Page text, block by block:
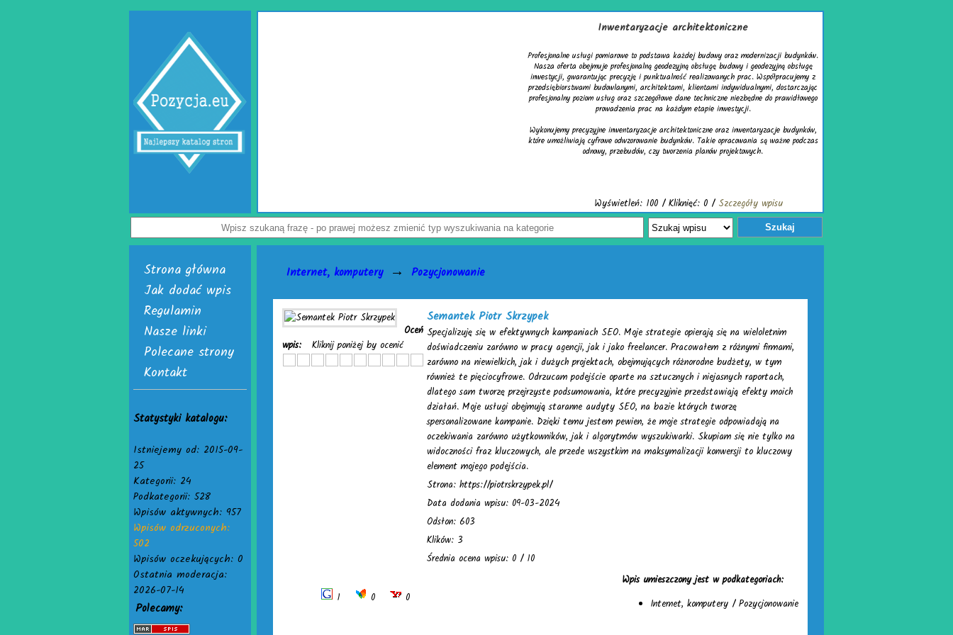
paczkę przed uszkodzeniem? Z tym pytaniem zmaga się wielu
Rozwiązaniem problemu są skuteczne wypełniacze do kartonów.
są w dwóch, interesujących wersjach. Pierwsza to cieszące się uznaniem
do paczek. Alternatywą dla nich jest chroniąca równie dobrze mata
Do wyrobu wymienionych wersji służy folia biodegradowalna do pakowania.
firmy handlowej mogą w łatwy sposób tworzyć wspomniane wypełniacze do
wytwarzania skonstruowano markowe urządzenia activaAir. Trzeba tylko
Skończą się problemy z częstymi zwrotami uszkodzonego towaru.
już teraz odwiedź stronę activaair.pl. Znajdziesz na niej pełną ofertę firmy
Inwentaryzacje architektoniczne
Profesjonalne usługi pomiarowe to podstawa każdej budowy oraz modernizacji budynków.
Nasza oferta obejmuje profesjonalną geodezyjną obsługę budowy i geodezyjną obsługę
inwestycji, gwarantując precyzję i punktualność realizowanych prac. Współpracujemy z
przedsiębiorstwami budowlanymi, architektami, klientami indywidualnymi, dostarczając
profesjonalny poziom usług oraz szczegółowe dane techniczne niezbędne do prawidłowego
prowadzenia prac na każdym etapie inwestycji.
Wykonujemy precyzyjne inwentaryzacje architektoniczne oraz inwentaryzacje budynków,
które umożliwiają cyfrowe odwzorowanie budynków. Takie opracowania są ważne podczas
odnowy, przebudów, czy tworzenia planów projektowych.
Wyświetleń: 100 / Kliknięć: 0 / Szczegóły wpisu
Szukaj
Strona główna
Jak dodać wpis
Regulamin
Nasze linki
Polecane strony
Kontakt
Statystyki katalogu:
Istniejemy od: 2015-09-
25
Kategorii: 24
Podkategorii: 528
Wpisów aktywnych: 957
Wpisów odrzuconych:
502
Wpisów oczekujących: 0
Ostatnia moderacja:
2026-07-14
Polecamy:
Internet, komputery → Pozycjonowanie
Oceń
wpis:
Kliknij poniżej by ocenić
Semantek Piotr Skrzypek
Specjalizuję się w efektywnych kampaniach SEO. Moje strategie opierają się na wieloletnim
doświadczeniu zarówno w pracy agencji, jak i jako freelancer. Pracowałem z różnymi firmami,
zarówno na niewielkich, jak i dużych projektach, obejmujących różnorodne budżety, w tym
również te pięciocyfrowe. Odrzucam podejście oparte na sztucznych i niejasnych raportach,
dlatego sam tworzę przejrzyste podsumowania, które precyzyjnie przedstawiają efekty moich
działań. Moje usługi obejmują staranne audyty SEO, na bazie których tworzę
spersonalizowane kampanie. Dzięki temu jestem pewien, że moje strategie odpowiadają na
oczekiwania zarówno użytkowników, jak i algorytmów wyszukiwarki. Skupiam się nie tylko na
widoczności fraz kluczowych, ale przede wszystkim na maksymalizacji konwersji to kluczowy
element mojego podejścia.
Strona: https://piotrskrzypek.pl/
Data dodania wpisu: 09-03-2024
Odsłon: 603
Klików: 3
Średnia ocena wpisu: 0 / 10
1 0 0
Wpis umieszczony jest w podkategoriach:
Internet, komputery /Pozycjonowanie